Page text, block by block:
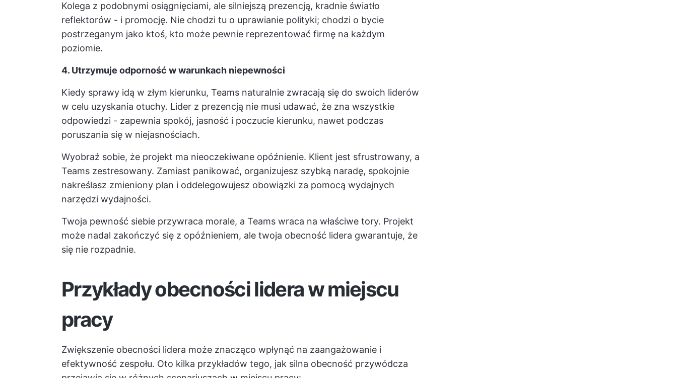
Kolega z podobnymi osiągnięciami, ale silniejszą prezencją, kradnie światło
reflektorów - i promocję. Nie chodzi tu o uprawianie polityki; chodzi o bycie
postrzeganym jako ktoś, kto może pewnie reprezentować firmę na każdym
poziomie.
4. Utrzymuje odporność w warunkach niepewności
Kiedy sprawy idą w złym kierunku, Teams naturalnie zwracają się do swoich liderów
w celu uzyskania otuchy. Lider z prezencją nie musi udawać, że zna wszystkie
odpowiedzi - zapewnia spokój, jasność i poczucie kierunku, nawet podczas
poruszania się w niejasnościach.
Wyobraź sobie, że projekt ma nieoczekiwane opóźnienie. Klient jest sfrustrowany, a
Teams zestresowany. Zamiast panikować, organizujesz szybką naradę, spokojnie
nakreślasz zmieniony plan i oddelegowujesz obowiązki za pomocą wydajnych
narzędzi wydajności.
Twoja pewność siebie przywraca morale, a Teams wraca na właściwe tory. Projekt
może nadal zakończyć się z opóźnieniem, ale twoja obecność lidera gwarantuje, że
się nie rozpadnie.
Przykłady obecności lidera w miejscu
pracy
Zwiększenie obecności lidera może znacząco wpłynąć na zaangażowanie i
efektywność zespołu. Oto kilka przykładów tego, jak silna obecność przywódcza